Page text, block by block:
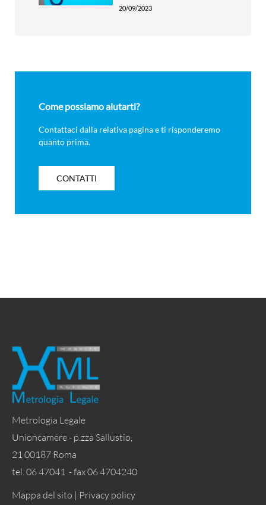
20/09/2023
Come possiamo aiutarti?
Contattaci dalla relativa pagina e ti risponderemo
quanto prima.
CONTATTI
Metrologia Legale
Unioncamere - p.zza Sallustio,
21 00187 Roma
tel. 06 47041 - fax 06 4704240
Mappa del sito | Privacy policy